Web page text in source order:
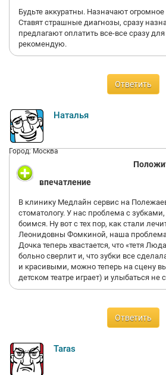
Будьте аккуратны. Назначают
Ставят страшные диагнозы, сразу
предлагают оплатить все-все сразу
рекомендую.
Ответить
Наталья
Город: Москва
впечатление
В клинику Медлайн сервис на
стоматологу. У нас проблема с
боимся. Ну вот с тех пор, как стали
Леонидовны Фомкиной, наша
Дочка теперь хвастается, что «тетя
больно сверлит и, что зубки все
и красивыми, можно теперь на сцену
детском театре играет) и улыбаться не
Ответить
Taras